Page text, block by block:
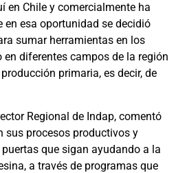
en Chile y comercialmente ha
en esa oportunidad se decidió
sumar herramientas en los
diferentes campos de la región
primaria, es decir, de
Regional de Indap, comentó
sus procesos productivos y
que sigan ayudando a la
a través de programas que